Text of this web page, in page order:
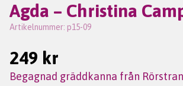
Agda – Christina
Artikelnummer: p15-09
249 kr
Begagnad gräddkanna från